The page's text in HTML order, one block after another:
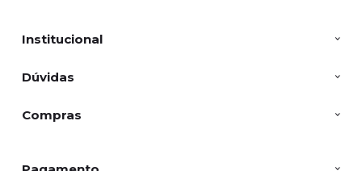
Institucional
Dúvidas
Compras